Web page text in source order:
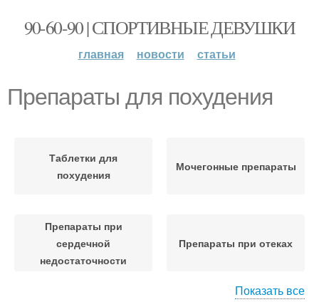
90-60-90 | СПОРТИВНЫЕ ДЕВУШКИ
главная новости статьи
Препараты для похудения
Таблетки для
похудения
Мочегонные препараты
Препараты при
сердечной
недостаточности
Препараты при отеках
Показать все